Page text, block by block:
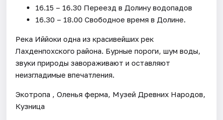
16.15 – 16.30 Переезд в Долину водопадов
16.30 – 18.00 Свободное время в Долине.
Река Иййоки одна из красивейших рек
Лахденпохского района. Бурные пороги, шум воды,
звуки природы завораживают и оставляют
неизгладимые впечатления.
Экотропа , Оленья ферма, Музей Древних Народов,
Кузница